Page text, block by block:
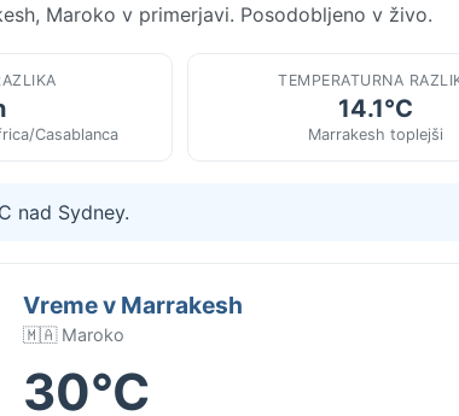
Maroko v primerjavi. Posodobljeno v živo.
Casablanca
TEMPERATURNA
14.1°C
Marrakesh toplejši
nad Sydney.
Vreme v Marrakesh
🇲🇦 Maroko
30°C